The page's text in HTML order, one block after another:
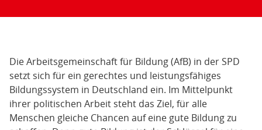
Die Arbeitsgemeinschaft für Bildung (AfB) in der SPD
setzt sich für ein gerechtes und leistungsfähiges
Bildungssystem in Deutschland ein. Im Mittelpunkt
ihrer politischen Arbeit steht das Ziel, für alle
Menschen gleiche Chancen auf eine gute Bildung zu